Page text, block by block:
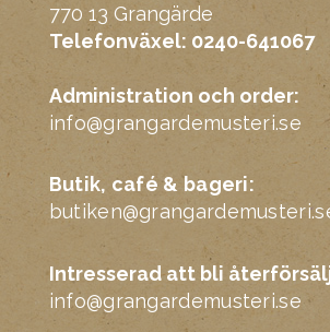
770 13 Grangärde
Telefonväxel: 0240-641067
Administration och order:
info@grangardemusteri.se
Butik, café & bageri:
Intresserad att bli
info@grangardemusteri.se